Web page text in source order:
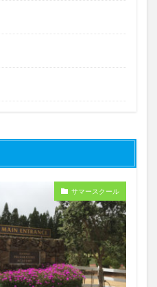
サマースクール